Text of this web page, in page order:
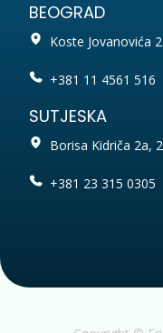
BEOGRAD
Koste Jovanovića
+381 11 4561 516
SUTJESKA
Borisa Kidriča 2a,
+381 23 315 0305